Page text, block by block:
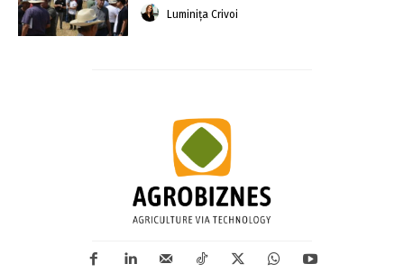
Luminița Crivoi